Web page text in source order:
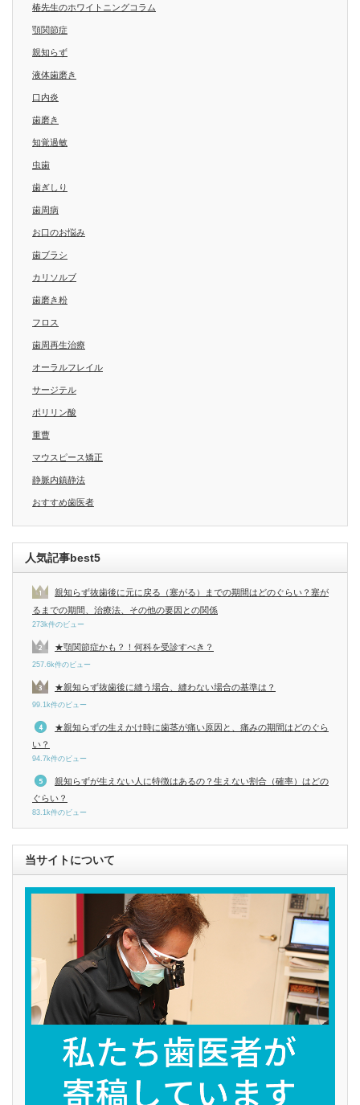
椿先生のホワイトニングコラム
顎関節症
親知らず
液体歯磨き
口内炎
歯磨き
知覚過敏
虫歯
歯ぎしり
歯周病
お口のお悩み
歯ブラシ
カリソルブ
歯磨き粉
フロス
歯周再生治療
オーラルフレイル
サージテル
ポリリン酸
重曹
マウスピース矯正
静脈内鎮静法
おすすめ歯医者
人気記事best5
親知らず抜歯後に元に戻る（塞がる）までの期間はどのぐらい？塞が
るまでの期間、治療法、その他の要因との関係
273k件のビュー
★顎関節症かも？！何科を受診すべき？
257.6k件のビュー
★親知らず抜歯後に縫う場合、縫わない場合の基準は？
99.1k件のビュー
★親知らずの生えかけ時に歯茎が痛い原因と、痛みの期間はどのぐら
い？
94.7k件のビュー
親知らずが生えない人に特徴はあるの？生えない割合（確率）はどの
ぐらい？
83.1k件のビュー
当サイトについて